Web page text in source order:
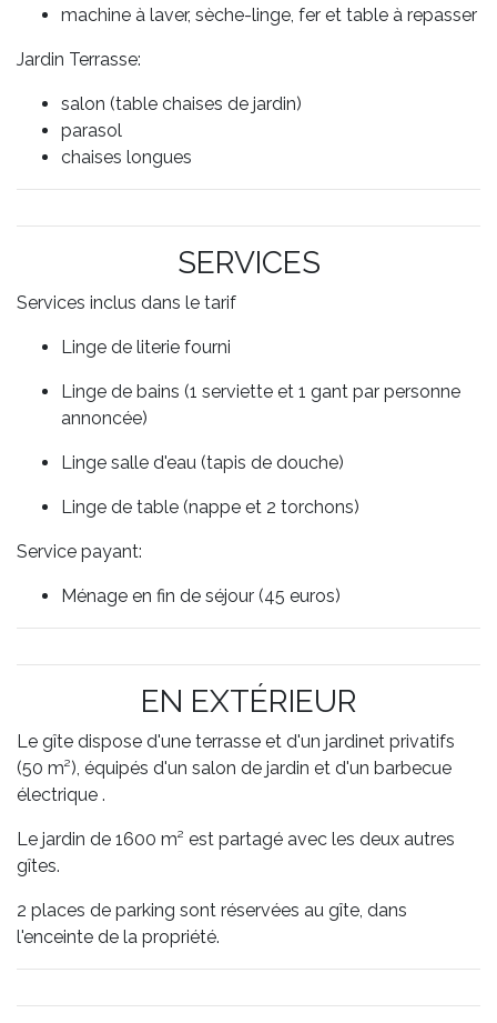
machine à laver, sèche-linge, fer et table à repasser
Jardin Terrasse:
salon (table chaises de jardin)
parasol
chaises longues
SERVICES
Services inclus dans le tarif
Linge de literie fourni
Linge de bains (1 serviette et 1 gant par personne
annoncée)
Linge salle d'eau (tapis de douche)
Linge de table (nappe et 2 torchons)
Service payant:
Ménage en fin de séjour (45 euros)
EN EXTÉRIEUR
Le gîte dispose d'une terrasse et d'un jardinet privatifs
(50 m²), équipés d'un salon de jardin et d'un barbecue
électrique .
Le jardin de 1600 m² est partagé avec les deux autres
gîtes.
2 places de parking sont réservées au gîte, dans
l'enceinte de la propriété.